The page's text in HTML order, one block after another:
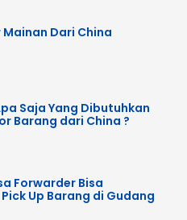
Dari China
Saja Yang Dibutuhkan
Barang dari China ?
Forwarder Bisa
Up Barang di Gudang